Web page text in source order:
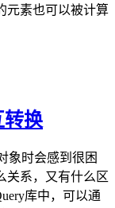
元素也可以被计算
换
象时会感到很困
关系，又有什么区
库中，可以通